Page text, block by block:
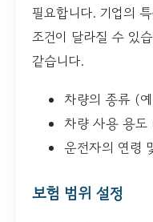
필요합니다. 기업의
조건이 달라질 수 있
같습니다.
차량의 종류 (
차량 사용 용
운전자의 연령
보험 범위 설정